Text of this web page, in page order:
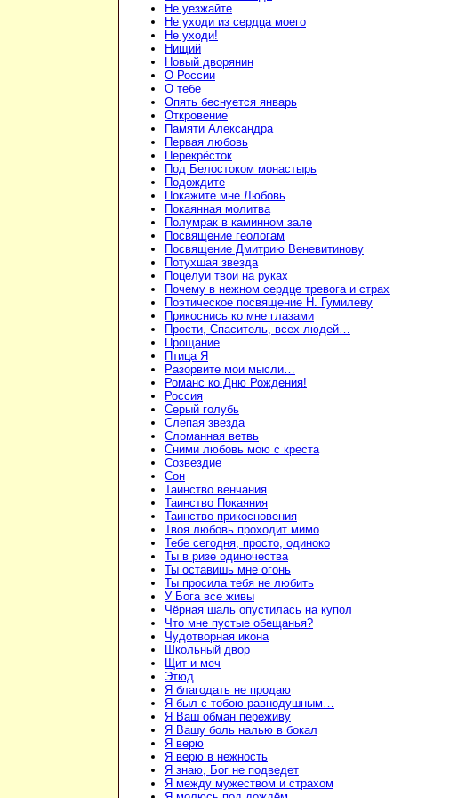
Не уезжайте
Не уходи из сердца моего
Не уходи!
Нищий
Новый дворянин
О России
О тебе
Опять беснуется январь
Откровение
Памяти Александра
Первая любовь
Перекрёсток
Под Белостоком монастырь
Подождите
Покажите мне Любовь
Покаянная молитва
Полумрак в каминном зале
Посвящение геологам
Посвящение Дмитрию Веневитинову
Потухшая звезда
Поцелуи твои на руках
Почему в нежном сердце тревога и страх
Поэтическое посвящение Н. Гумилеву
Прикоснись ко мне глазами
Прости, Спаситель, всех людей…
Прощание
Птица Я
Разорвите мои мысли…
Романс ко Дню Рождения!
Россия
Серый голубь
Слепая звезда
Сломанная ветвь
Сними любовь мою с креста
Созвездие
Сон
Таинство венчания
Таинство Покаяния
Таинство прикосновения
Твоя любовь проходит мимо
Тебе сегодня, просто, одиноко
Ты в ризе одиночества
Ты оставишь мне огонь
Ты просила тебя не любить
У Бога все живы
Чёрная шаль опустилась на купол
Что мне пустые обещанья?
Чудотворная икона
Школьный двор
Щит и меч
Этюд
Я благодать не продаю
Я был с тобою равнодушным…
Я Ваш обман переживу
Я Вашу боль налью в бокал
Я верю
Я верю в нежность
Я знаю, Бог не подведет
Я между мужеством и страхом